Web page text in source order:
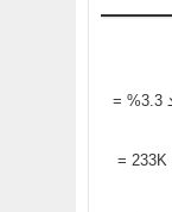
: استقرار عند 3.3% =
: ارتفاع متوقع إلى 233K =